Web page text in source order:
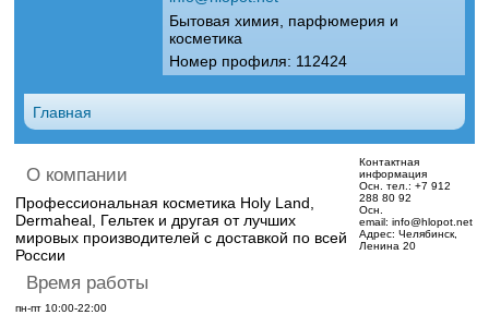
Бытовая химия, парфюмерия и
косметика
Номер профиля: 112424
Главная
О компании
Профессиональная косметика Holy Land,
Dermaheal, Гельтек и другая от лучших
мировых производителей с доставкой по всей
России
Время работы
пн-пт 10:00-22:00
Контактная
информация
Осн. тел.:+7 912
288 80 92
Осн.
email:info@hlopot.net
Адрес:Челябинск,
Ленина 20